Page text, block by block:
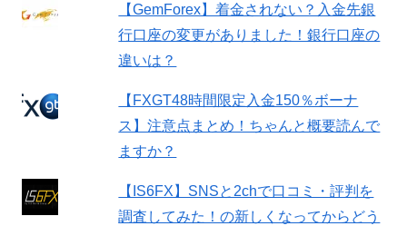
【GemForex】着金されない？入金先銀
行口座の変更がありました！銀行口座の
違いは？
【FXGT48時間限定入金150％ボーナ
ス】注意点まとめ！ちゃんと概要読んで
ますか？
【IS6FX】SNSと2chで口コミ・評判を
調査してみた！の新しくなってからどう